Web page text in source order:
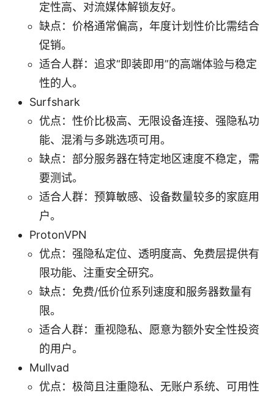
定性高、对流媒体解锁友好。
缺点：价格通常偏高，年度计划性价比需结合
促销。
适合人群：追求“即装即用”的高端体验与稳定
性的人。
Surfshark
优点：性价比极高、无限设备连接、强隐私功
能、混淆与多跳选项可用。
缺点：部分服务器在特定地区速度不稳定，需
要测试。
适合人群：预算敏感、设备数量较多的家庭用
户。
ProtonVPN
优点：强隐私定位、透明度高、免费层提供有
限功能、注重安全研究。
缺点：免费/低价位系列速度和服务器数量有
限。
适合人群：重视隐私、愿意为额外安全性投资
的用户。
Mullvad
优点：极简且注重隐私、无账户系统、可用性